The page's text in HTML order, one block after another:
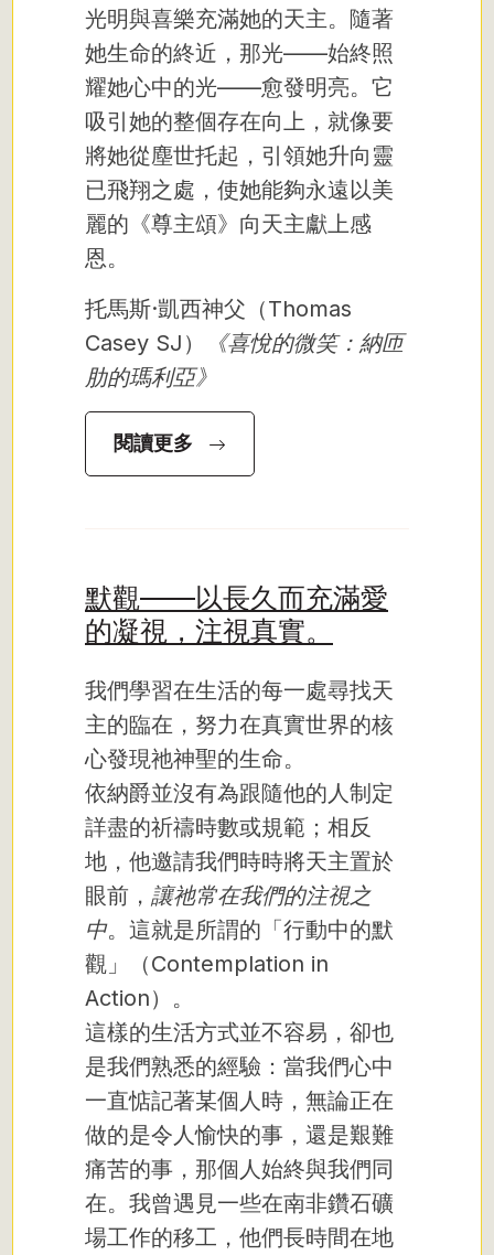
光明與喜樂充滿她的天主。隨著
她生命的終近，那光——始終照
耀她心中的光——愈發明亮。它
吸引她的整個存在向上，就像要
將她從塵世托起，引領她升向靈
已飛翔之處，使她能夠永遠以美
麗的《尊主頌》向天主獻上感
恩。
托馬斯·凱西神父（Thomas
Casey SJ）
《喜悅的微笑：納匝
肋的瑪利亞》
閱讀更多
默觀——以長久而充滿愛
的凝視，注視真實。
我們學習在生活的每一處尋找天
主的臨在，努力在真實世界的核
心發現祂神聖的生命。
依納爵並沒有為跟隨他的人制定
詳盡的祈禱時數或規範；相反
地，他邀請我們時時將天主置於
眼前， 讓祂常在我們的注視之
中。這就是所謂的「行動中的默
觀」（Contemplation in
Action）。
這樣的生活方式並不容易，卻也
是我們熟悉的經驗：當我們心中
一直惦記著某個人時，無論正在
做的是令人愉快的事，還是艱難
痛苦的事，那個人始終與我們同
在。我曾遇見一些在南非鑽石礦
場工作的移工，他們長時間在地